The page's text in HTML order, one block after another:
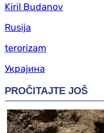
Kiril Budanov
Rusija
terorizam
Украјина